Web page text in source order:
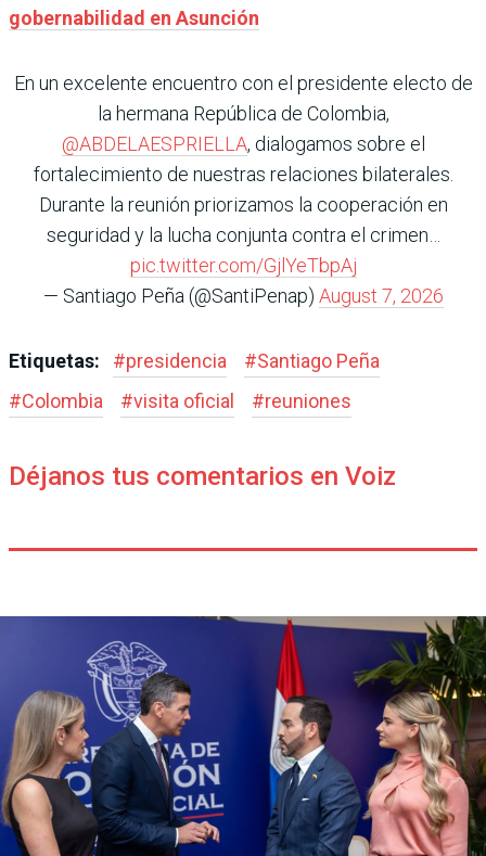
gobernabilidad en Asunción
En un excelente encuentro con el presidente electo de
la hermana República de Colombia,
@ABDELAESPRIELLA, dialogamos sobre el
fortalecimiento de nuestras relaciones bilaterales.
Durante la reunión priorizamos la cooperación en
seguridad y la lucha conjunta contra el crimen…
pic.twitter.com/GjlYeTbpAj
— Santiago Peña (@SantiPenap) August 7, 2026
Etiquetas: #presidencia #Santiago Peña
#Colombia #visita oficial #reuniones
Déjanos tus comentarios en Voiz